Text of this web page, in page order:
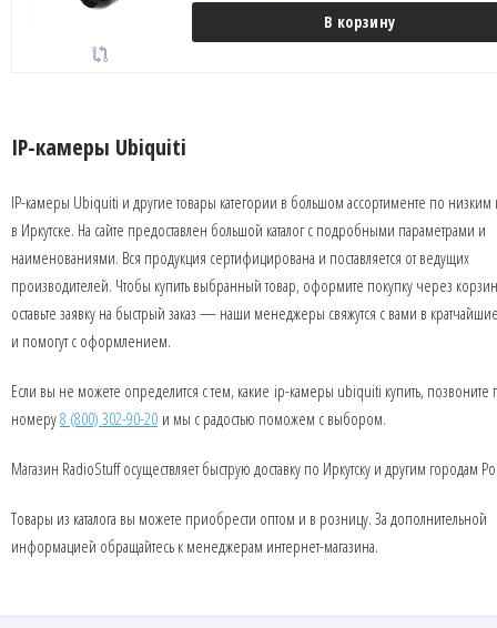
В корзину
IP-камеры Ubiquiti
IP-камеры Ubiquiti и другие товары категории в большом ассортименте по
в Иркутске. На сайте предоставлен большой каталог с подробными параметрами и
наименованиями. Вся продукция сертифицирована и поставляется от ведущих
производителей. Чтобы купить выбранный товар, оформите покупку через
оставьте заявку на быстрый заказ — наши менеджеры свяжутся с вами в
и помогут с оформлением.
Если вы не можете определится с тем, какие ip-камеры ubiquiti купить, позвоните
номеру8 (800) 302-90-20 и мы с радостью поможем с выбором.
Магазин RadioStuff осуществляет быструю доставку по Иркутску и другим городам
Товары из каталога вы можете приобрести оптом и в розницу. За дополнительной
информацией обращайтесь к менеджерам интернет-магазина.